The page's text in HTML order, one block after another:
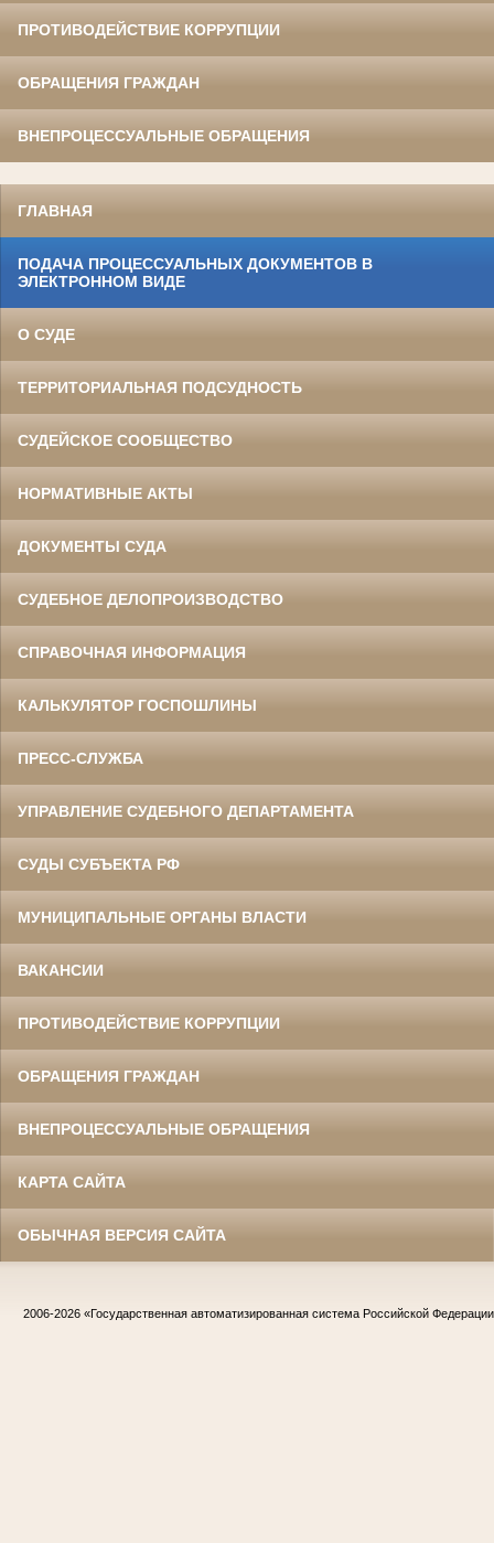
ПРОТИВОДЕЙСТВИЕ КОРРУПЦИИ
ОБРАЩЕНИЯ ГРАЖДАН
ВНЕПРОЦЕССУАЛЬНЫЕ ОБРАЩЕНИЯ
ГЛАВНАЯ
ПОДАЧА ПРОЦЕССУАЛЬНЫХ ДОКУМЕНТОВ В
ЭЛЕКТРОННОМ ВИДЕ
О СУДЕ
ТЕРРИТОРИАЛЬНАЯ ПОДСУДНОСТЬ
СУДЕЙСКОЕ СООБЩЕСТВО
НОРМАТИВНЫЕ АКТЫ
ДОКУМЕНТЫ СУДА
СУДЕБНОЕ ДЕЛОПРОИЗВОДСТВО
СПРАВОЧНАЯ ИНФОРМАЦИЯ
КАЛЬКУЛЯТОР ГОСПОШЛИНЫ
ПРЕСС-СЛУЖБА
УПРАВЛЕНИЕ СУДЕБНОГО ДЕПАРТАМЕНТА
СУДЫ СУБЪЕКТА РФ
МУНИЦИПАЛЬНЫЕ ОРГАНЫ ВЛАСТИ
ВАКАНСИИ
ПРОТИВОДЕЙСТВИЕ КОРРУПЦИИ
ОБРАЩЕНИЯ ГРАЖДАН
ВНЕПРОЦЕССУАЛЬНЫЕ ОБРАЩЕНИЯ
КАРТА САЙТА
ОБЫЧНАЯ ВЕРСИЯ САЙТА
2006-2026 «Государственная автоматизированная система Российской